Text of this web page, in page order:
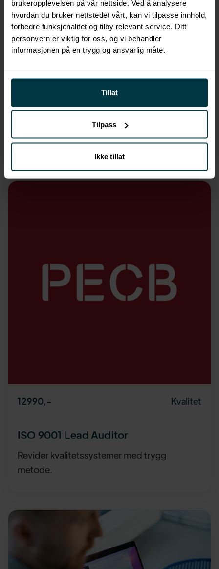
brukeropplevelsen på vår nettside. Ved å analysere
hvordan du bruker nettstedet vårt, kan vi tilpasse innhold,
forbedre funksjonalitet og tilby relevant service. Ditt
personvern er viktig for oss, og vi behandler
informasjonen på en trygg og ansvarlig måte.
Tillat
Tilpass
Ikke tillat
Grunnleggende HMS i bygg og anlegg
Bygg HMS-kompetanse for tryggere
byggeplass.
12990,- Kvalitet
ISO 9001 Lead Auditor
Revider kvalitetssystemer med trygg
metode.